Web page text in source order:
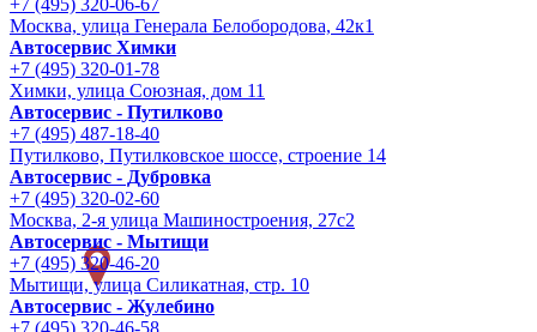
+7 (495) 320-06-67
Москва, улица Генерала Белобородова, 42к1
Автосервис Химки
+7 (495) 320-01-78
Химки, улица Союзная, дом 11
Автосервис - Путилково
+7 (495) 487-18-40
Путилково, Путилковское шоссе, строение 14
Автосервис - Дубровка
+7 (495) 320-02-60
Москва, 2-я улица Машиностроения, 27с2
Автосервис - Мытищи
+7 (495) 320-46-20
Мытищи, улица Силикатная, стр. 10
Автосервис - Жулебино